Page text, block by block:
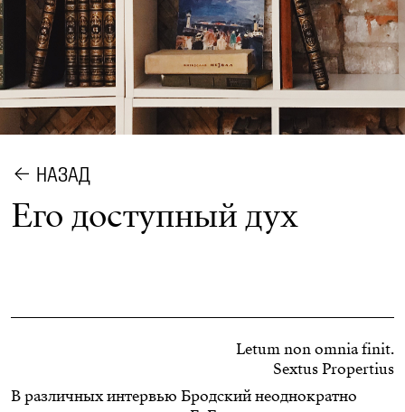
НАЗАД
Его доступный дух
Letum non omnia finit.
Sextus Propertius
В различных интервью Бродский неоднократно